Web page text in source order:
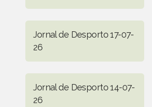
Jornal de Desporto 17-07-
26
Jornal de Desporto 14-07-
26